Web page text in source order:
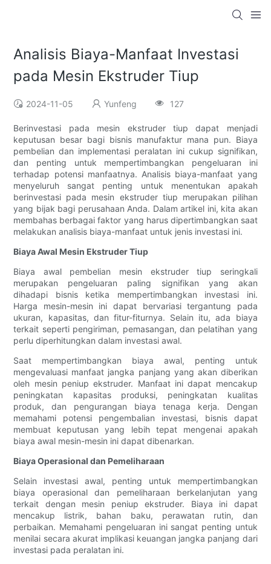
Analisis Biaya-Manfaat Investasi
pada Mesin Ekstruder Tiup
2024-11-05 Yunfeng 127
Berinvestasi pada mesin ekstruder tiup dapat menjadi
keputusan besar bagi bisnis manufaktur mana pun. Biaya
pembelian dan implementasi peralatan ini cukup signifikan,
dan penting untuk mempertimbangkan pengeluaran ini
terhadap potensi manfaatnya. Analisis biaya-manfaat yang
menyeluruh sangat penting untuk menentukan apakah
berinvestasi pada mesin ekstruder tiup merupakan pilihan
yang bijak bagi perusahaan Anda. Dalam artikel ini, kita akan
membahas berbagai faktor yang harus dipertimbangkan saat
melakukan analisis biaya-manfaat untuk jenis investasi ini.
Biaya Awal Mesin Ekstruder Tiup
Biaya awal pembelian mesin ekstruder tiup seringkali
merupakan pengeluaran paling signifikan yang akan
dihadapi bisnis ketika mempertimbangkan investasi ini.
Harga mesin-mesin ini dapat bervariasi tergantung pada
ukuran, kapasitas, dan fitur-fiturnya. Selain itu, ada biaya
terkait seperti pengiriman, pemasangan, dan pelatihan yang
perlu diperhitungkan dalam investasi awal.
Saat mempertimbangkan biaya awal, penting untuk
mengevaluasi manfaat jangka panjang yang akan diberikan
oleh mesin peniup ekstruder. Manfaat ini dapat mencakup
peningkatan kapasitas produksi, peningkatan kualitas
produk, dan pengurangan biaya tenaga kerja. Dengan
memahami potensi pengembalian investasi, bisnis dapat
membuat keputusan yang lebih tepat mengenai apakah
biaya awal mesin-mesin ini dapat dibenarkan.
Biaya Operasional dan Pemeliharaan
Selain investasi awal, penting untuk mempertimbangkan
biaya operasional dan pemeliharaan berkelanjutan yang
terkait dengan mesin peniup ekstruder. Biaya ini dapat
mencakup listrik, bahan baku, perawatan rutin, dan
perbaikan. Memahami pengeluaran ini sangat penting untuk
menilai secara akurat implikasi keuangan jangka panjang dari
investasi pada peralatan ini.